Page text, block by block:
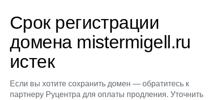
Срок регистрации
домена mistermigell.ru
истек
Если вы хотите сохранить домен — обратитесь к
партнеру Руцентра для оплаты продления. Уточнить